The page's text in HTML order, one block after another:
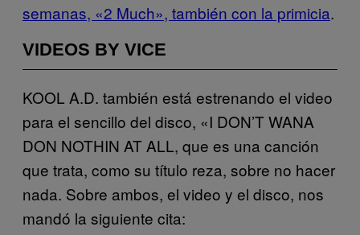
semanas, «2 Much», también con la primicia.
VIDEOS BY VICE
KOOL A.D. también está estrenando el video
para el sencillo del disco, «I DON’T WANA
DON NOTHIN AT ALL, que es una canción
que trata, como su título reza, sobre no hacer
nada. Sobre ambos, el video y el disco, nos
mandó la siguiente cita: